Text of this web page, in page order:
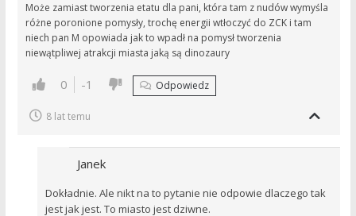
Może zamiast tworzenia etatu dla pani, która tam z nudów wymyśla
różne poronione pomysły, trochę energii wtłoczyć do ZCK i tam
niech pan M opowiada jak to wpadł na pomysł tworzenia
niewątpliwej atrakcji miasta jaką są dinozaury
0 -1 Odpowiedz
8 lat temu
Janek
Dokładnie. Ale nikt na to pytanie nie odpowie dlaczego tak
jest jak jest. To miasto jest dziwne.